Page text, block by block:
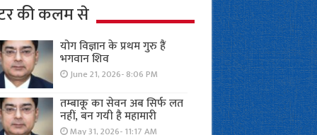
की कलम से
योग विज्ञान के प्रथम गुरु हैं
भगवान शिव
June 21, 2026- 8:06 PM
तम्बाकू का सेवन अब सिर्फ लत
नहीं, बन गयी है महामारी